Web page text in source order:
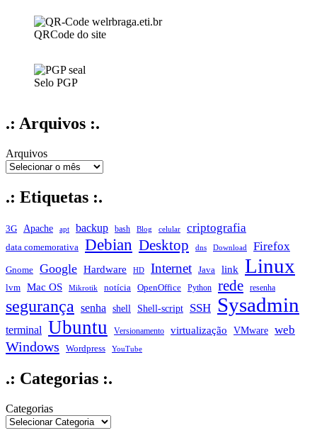
QRCode do site
Selo PGP
.: Arquivos :.
Arquivos
.: Etiquetas :.
3G Apache apt backup bash Blog celular criptografia
data comemorativa Debian Desktop dns Download Firefox
Gnome Google Hardware HD Internet Java link Linux
lvm Mac OS Mikrotik notícia OpenOffice Python rede resenha
segurança senha shell Shell-script SSH Sysadmin
terminal Ubuntu Versionamento virtualização VMware web
Windows Wordpress YouTube
.: Categorias :.
Categorias